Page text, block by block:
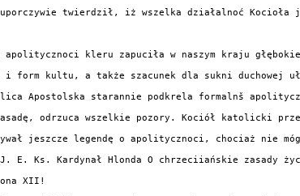
twierdził, iż wszelka działalnoć
apolitycznoci kleru zapuciła w naszym kraju
form kultu, a także szacunek dla sukni duchowej
Apostolska starannie podkrela formalnš
odrzuca wszelkie pozory. Kociół katolicki
jeszcze legendę o apolitycznoci, chociaż nie
Ks. Kardynał Hlonda O chrzeciiańskie zasady
XII!